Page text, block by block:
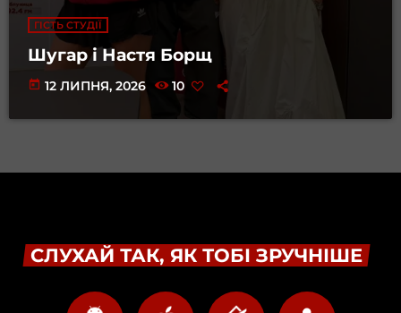
ГІСТЬ СТУДІЇ
Шугар і Настя Борщ
today 12 ЛИПНЯ, 2026 10
СЛУХАЙ ТАК, ЯК ТОБІ ЗРУЧНІШЕ